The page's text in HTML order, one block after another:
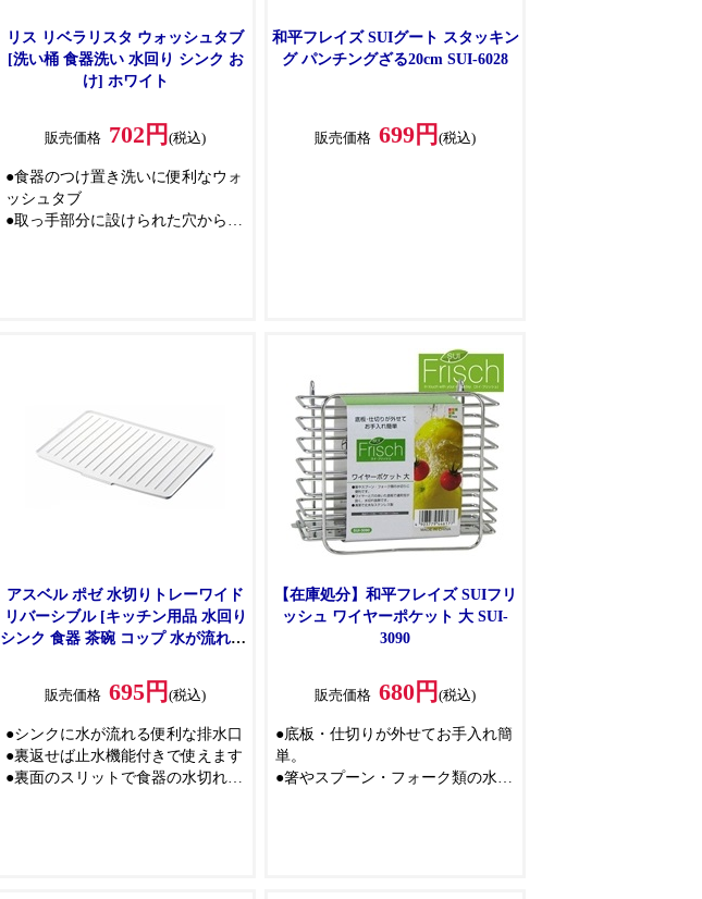
水栓など
リス リベラリスタ ウォッシュタブ
[洗い桶 食器洗い 水回り シンク お
け] ホワイト
販売価格 702円 (税込)
●食器のつけ置き洗いに便利なウォ
ッシュタブ
●取っ手部分に設けられた穴から水
和平フレイズ SUIグート スタッキン
グ パンチングざる20cm SUI-6028
販売価格 699円 (税込)
アスベル ポゼ 水切りトレーワイド
リバーシブル [キッチン用品 水回り
シンク 食器 茶碗 コップ 水が流れる]
販売価格 695円 (税込)
●シンクに水が流れる便利な排水口
●裏返せば止水機能付きで使えます
●裏面のスリットで食器の水切れ抜
【在庫処分】和平フレイズ SUIフリ
ッシュ ワイヤーポケット 大 SUI-
3090
販売価格 680円 (税込)
●底板・仕切りが外せてお手入れ簡
単。
●箸やスプーン・フォーク類の水切